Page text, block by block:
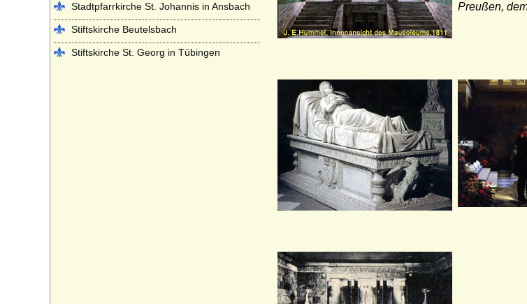
Preußen,
Stadtpfarrkirche St. Johannis in Ansbach
Stiftskirche Beutelsbach
Stiftskirche St. Georg in Tübingen